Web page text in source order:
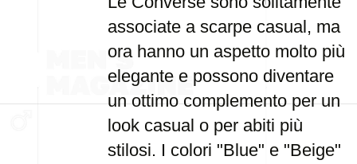
associate a scarpe casual, ma
ora hanno un aspetto molto più
elegante e possono diventare
un ottimo complemento per un
look casual o per abiti più
stilosi. I colori "Blue" e "Beige"